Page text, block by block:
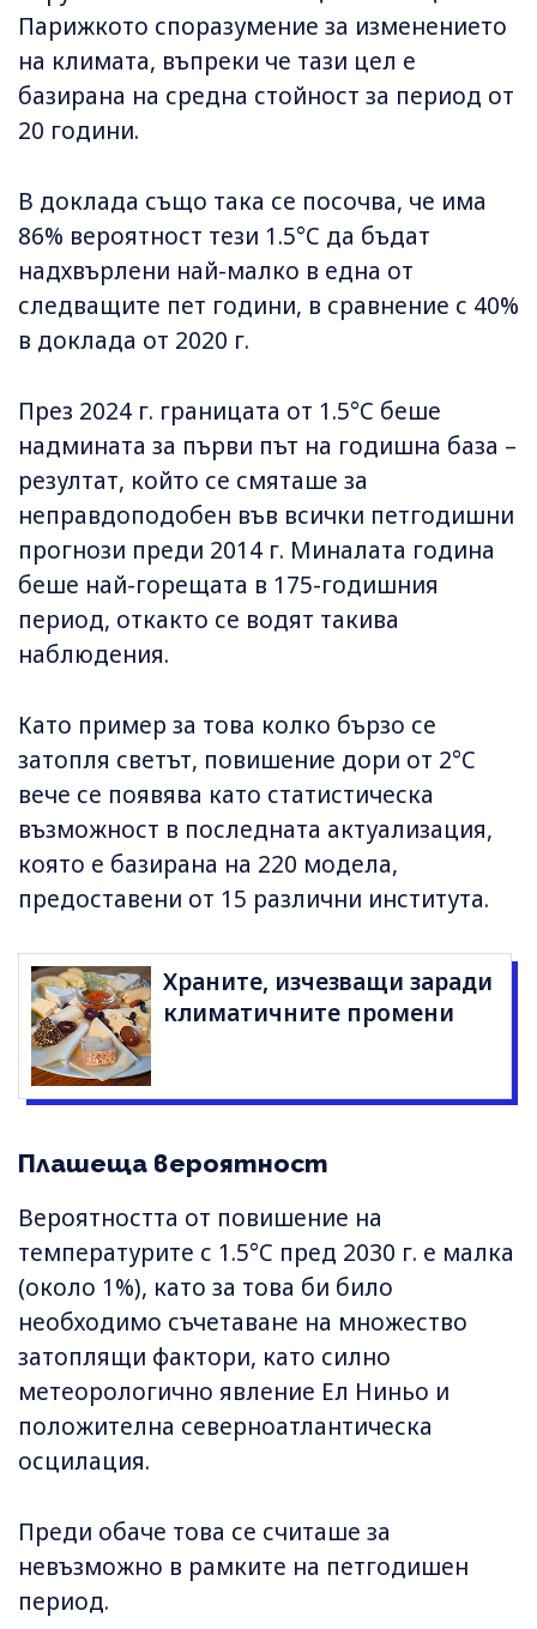
Парижкото споразумение за изменението
на климата, въпреки че тази цел е
базирана на средна стойност за период от
20 години.
В доклада също така се посочва, че има
86% вероятност тези 1.5°C да бъдат
надхвърлени най-малко в една от
следващите пет години, в сравнение с 40%
в доклада от 2020 г.
През 2024 г. границата от 1.5°C беше
надмината за първи път на годишна база –
резултат, който се смяташе за
неправдоподобен във всички петгодишни
прогнози преди 2014 г. Миналата година
беше най-горещата в 175-годишния
период, откакто се водят такива
наблюдения.
Като пример за това колко бързо се
затопля светът, повишение дори от 2°C
вече се появява като статистическа
възможност в последната актуализация,
която е базирана на 220 модела,
предоставени от 15 различни института.
Храните, изчезващи заради
климатичните промени
Плашеща вероятност
Вероятността от повишение на
температурите с 1.5°C пред 2030 г. е малка
(около 1%), като за това би било
необходимо съчетаване на множество
затоплящи фактори, като силно
метеорологично явление Ел Ниньо и
положителна северноатлантическа
осцилация.
Преди обаче това се считаше за
невъзможно в рамките на петгодишен
период.